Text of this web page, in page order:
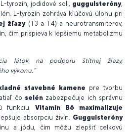
tyrozín, jodidové soli, guggulsteróny,
L-tyrozín zohráva kľúčovú úlohu pri
žľazy(T3 a T4) a neurotransmiterov,
čím prispieva k lepšiemu metabolizmu
látok na podporu štítnej žľazy,
výkonu.“
stavebné kamene pre tvorbu
čo selénzabezpečuje ich správnu
funkciu.Vitamín B6
maximalizuje
absorpciu živín. Guggulsteróny
a jódu, čím môžu zlepšiť celkovú